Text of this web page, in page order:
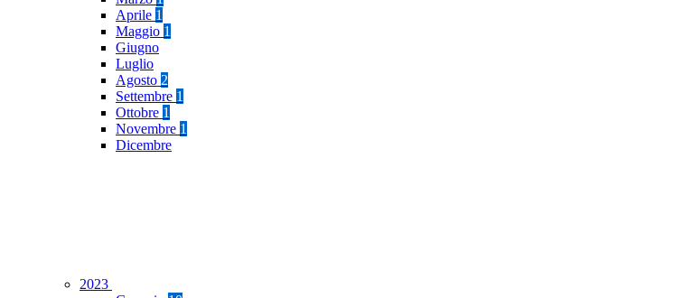
Aprile 1
Maggio 1
Giugno
Luglio
Agosto 2
Settembre 1
Ottobre 1
Novembre 1
Dicembre
2023